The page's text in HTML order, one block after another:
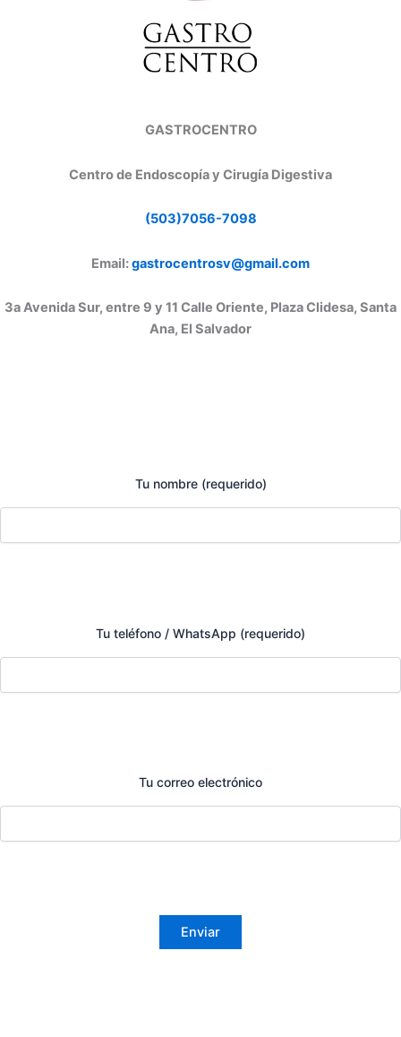
GASTROCENTRO
Centro de Endoscopía y Cirugía Digestiva
(503)7056-7098
Email:gastrocentrosv@gmail.com
3a Avenida Sur, entre 9 y 11 Calle Oriente, Plaza Clidesa, Santa
Ana, El Salvador
Tu nombre (requerido)
Tu teléfono / WhatsApp (requerido)
Tu correo electrónico